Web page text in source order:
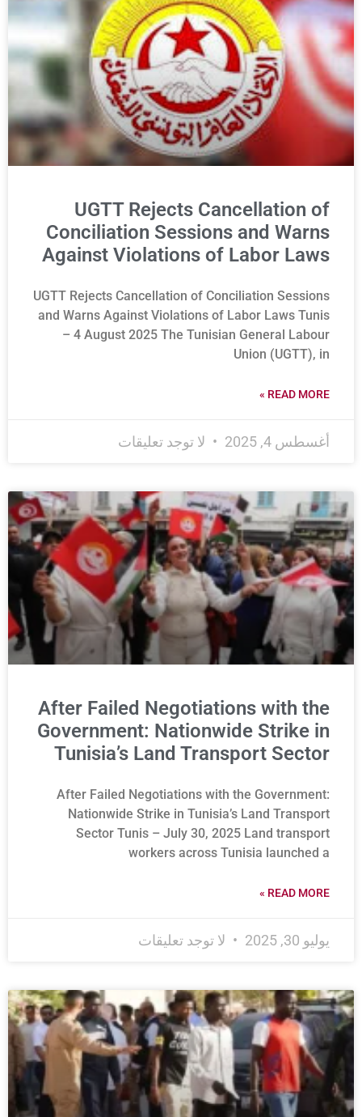
UGTT Rejects Cancellation of
Conciliation Sessions and Warns
Against Violations of Labor Laws
UGTT Rejects Cancellation of Conciliation Sessions
and Warns Against Violations of Labor Laws Tunis
– 4 August 2025 The Tunisian General Labour
Union (UGTT), in
READ MORE »
أغسطس 4, 2025 لا توجد تعليقات
After Failed Negotiations with the
Government: Nationwide Strike in
Tunisia’s Land Transport Sector
After Failed Negotiations with the Government:
Nationwide Strike in Tunisia’s Land Transport
Sector Tunis – July 30, 2025 Land transport
workers across Tunisia launched a
READ MORE »
يوليو 30, 2025 لا توجد تعليقات